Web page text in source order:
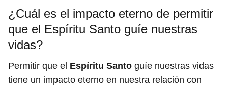
¿Cuál es el impacto eterno de permitir
que el Espíritu Santo guíe nuestras
vidas?
Permitir que el Espíritu Santo guíe nuestras vidas
tiene un impacto eterno en nuestra relación con